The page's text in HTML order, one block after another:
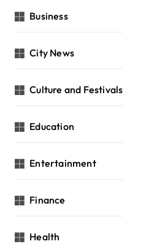
Business
City News
Culture and Festivals
Education
Entertainment
Finance
Health